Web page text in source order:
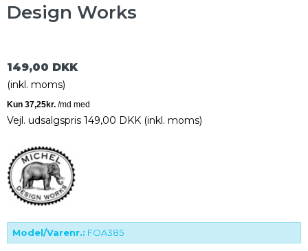
Design Works
149,00 DKK
(inkl. moms)
Vejl. udsalgspris 149,00 DKK (inkl. moms)
Model/Varenr.: FOA385